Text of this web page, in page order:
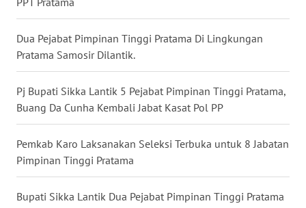
Dua Pejabat Pimpinan Tinggi Pratama Di Lingkungan
Pratama Samosir Dilantik.
Pj Bupati Sikka Lantik 5 Pejabat Pimpinan Tinggi Pratama,
Buang Da Cunha Kembali Jabat Kasat Pol PP
Pemkab Karo Laksanakan Seleksi Terbuka untuk 8 Jabatan
Pimpinan Tinggi Pratama
Bupati Sikka Lantik Dua Pejabat Pimpinan Tinggi Pratama
WN
SULSEL
WN
GORONTALO
SULUT
MALUKU